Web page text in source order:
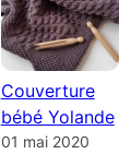
Couverture
bébé Yolande
01 mai 2020